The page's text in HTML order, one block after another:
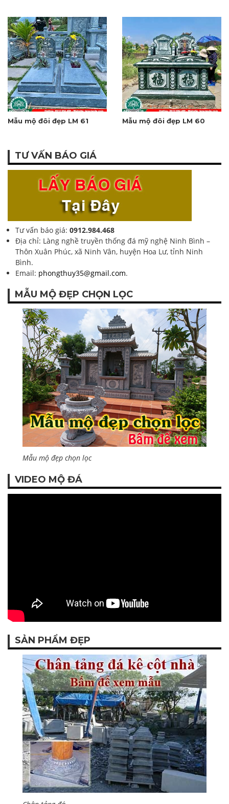
Mẫu mộ đôi đẹp LM 61 Mẫu mộ đôi đẹp LM 60
TƯ VẤN BÁO GIÁ
Tư vấn báo giá: 0912.984.468
Địa chỉ: Làng nghề truyền thống đá mỹ nghệ Ninh Bình –
Thôn Xuân Phúc, xã Ninh Vân, huyện Hoa Lư, tỉnh Ninh
Bình.
Email: phongthuy35@gmail.com.
MẪU MỘ ĐẸP CHỌN LỌC
Mẫu mộ đẹp chọn lọc
VIDEO MỘ ĐÁ
SẢN PHẨM ĐẸP